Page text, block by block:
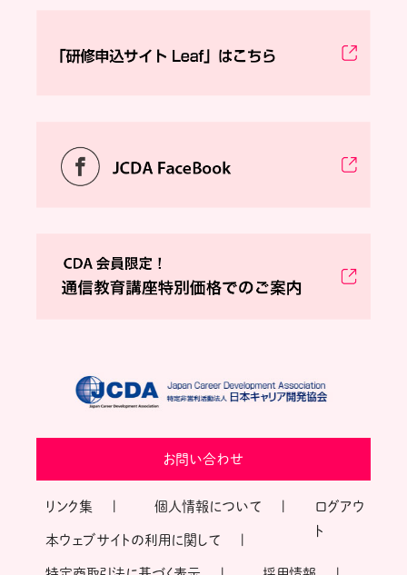
お問い合わせ
リンク集 個人情報について
本ウェブサイトの利用に関して
ログアウ
ト